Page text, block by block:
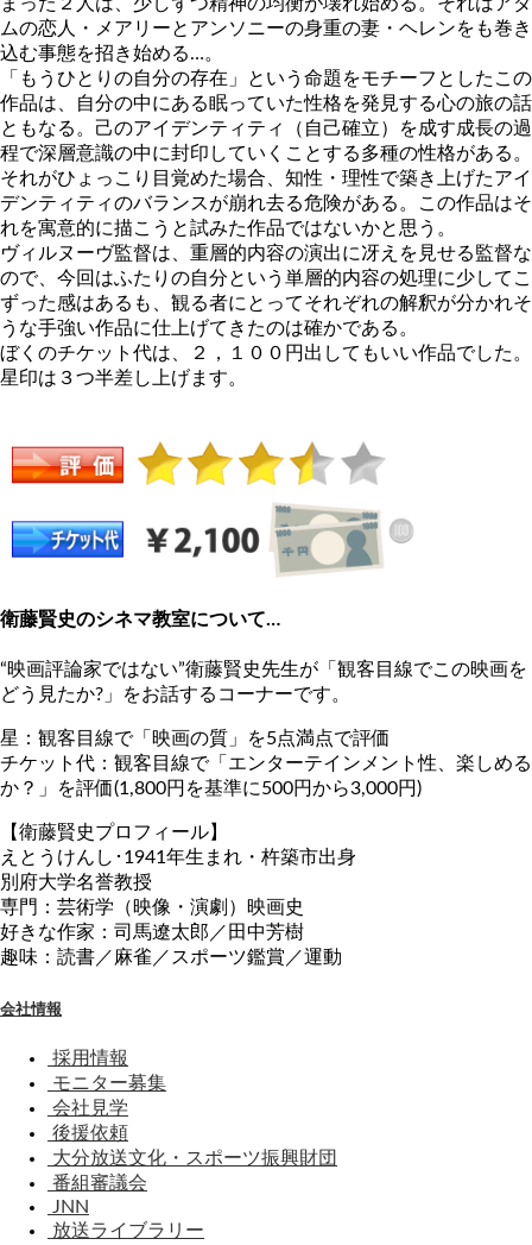
ムの恋人・メアリーとアンソニーの身重の妻・ヘレンをも巻き
込む事態を招き始める…。
「もうひとりの自分の存在」という命題をモチーフとしたこの
作品は、自分の中にある眠っていた性格を発見する心の旅の話
ともなる。己のアイデンティティ（自己確立）を成す成長の過
程で深層意識の中に封印していくことする多種の性格がある。
それがひょっこり目覚めた場合、知性・理性で築き上げたアイ
デンティティのバランスが崩れ去る危険がある。この作品はそ
れを寓意的に描こうと試みた作品ではないかと思う。
ヴィルヌーヴ監督は、重層的内容の演出に冴えを見せる監督な
ので、今回はふたりの自分という単層的内容の処理に少してこ
ずった感はあるも、観る者にとってそれぞれの解釈が分かれそ
うな手強い作品に仕上げてきたのは確かである。
ぼくのチケット代は、２，１００円出してもいい作品でした。
星印は３つ半差し上げます。
衛藤賢史のシネマ教室について…
“映画評論家ではない”衛藤賢史先生が「観客目線でこの映画を
どう見たか?」をお話するコーナーです。
星：観客目線で「映画の質」を5点満点で評価
チケット代：観客目線で「エンターテインメント性、楽しめる
か？」を評価(1,800円を基準に500円から3,000円)
【衛藤賢史プロフィール】
えとうけんし･1941年生まれ・杵築市出身
別府大学名誉教授
専門：芸術学（映像・演劇）映画史
好きな作家：司馬遼太郎／田中芳樹
趣味：読書／麻雀／スポーツ鑑賞／運動
会社情報
採用情報
モニター募集
会社見学
後援依頼
大分放送文化・スポーツ振興財団
番組審議会
JNN
放送ライブラリー